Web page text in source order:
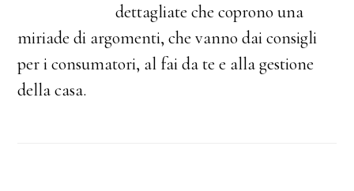
dettagliate che coprono una
miriade di argomenti, che vanno dai consigli
per i consumatori, al fai da te e alla gestione
della casa.